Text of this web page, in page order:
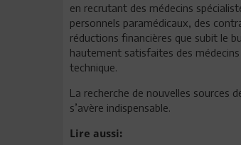
en recrutant des médecins
personnels paramédicaux, des
réductions financières que subit le
hautement satisfaites des
technique.
La recherche de nouvelles sources
s’avère indispensable.
Lire aussi: